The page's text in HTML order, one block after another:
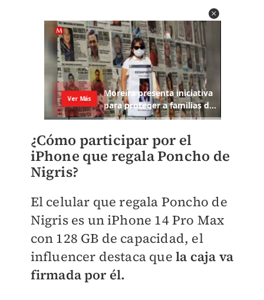
¿Cómo participar por el
iPhone que regala Poncho de
Nigris?
El celular que regala Poncho de
Nigris es un iPhone 14 Pro Max
con 128 GB de capacidad, el
influencer destaca quela caja va
firmada por él.